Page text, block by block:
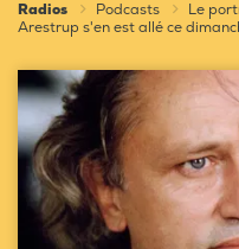
Radios Podcasts Le
Arestrup s'en est allé ce